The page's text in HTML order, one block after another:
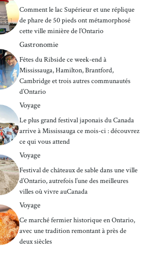
Comment le lac Supérieur et une réplique
de phare de 50 pieds ont métamorphosé
cette ville minière de l’Ontario
Gastronomie
Fêtes du Ribside ce week-end à
Mississauga, Hamilton, Brantford,
Cambridge et trois autres communautés
d’Ontario
Voyage
Le plus grand festival japonais du Canada
arrive à Mississauga ce mois-ci : découvrez
ce qui vous attend
Voyage
Festival de châteaux de sable dans une ville
d’Ontario, autrefois l’une des meilleures
villes où vivre auCanada
Voyage
Ce marché fermier historique en Ontario,
avec une tradition remontant à près de
deux siècles